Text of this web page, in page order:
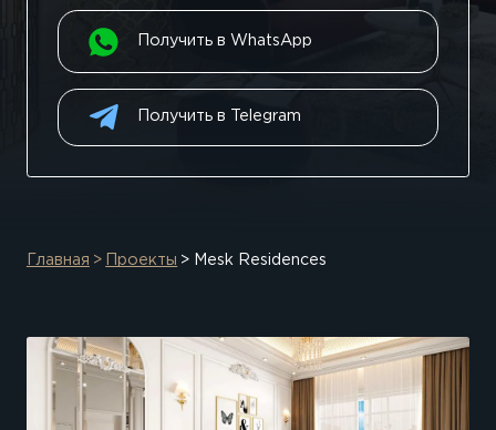
Получить в WhatsApp
Получить в Telegram
Главная Проекты Mesk Residences